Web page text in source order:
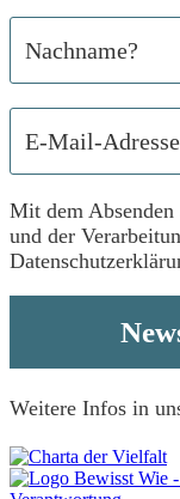
Mit dem
und der
Weitere Infos in